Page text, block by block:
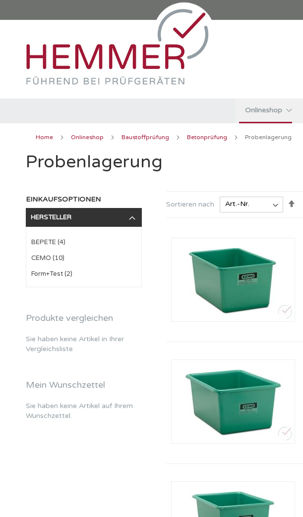
zum
Onlineshop
Home Onlineshop Baustoffprüfung Betonprüfung Probenlagerung
Probenlagerung
Sortieren nach
EINKAUFSOPTIONEN
HERSTELLER
BEPETE (4)
CEMO (10)
Form+Test (2)
Produkte vergleichen
Sie haben keine Artikel in Ihrer
Vergleichsliste
Mein Wunschzettel
Sie haben keine Artikel auf Ihrem
Wunschzettel.